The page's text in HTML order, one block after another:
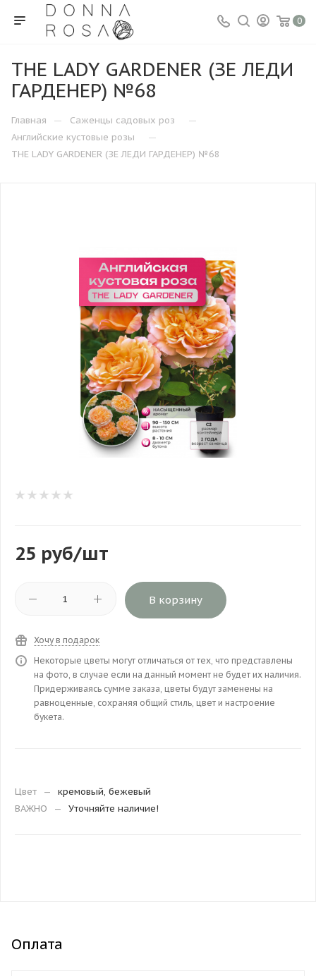
0
THE LADY GARDENER (ЗЕ ЛЕДИ
ГАРДЕНЕР) №68
Главная — Саженцы садовых роз —
Английские кустовые розы —
THE LADY GARDENER (ЗЕ ЛЕДИ ГАРДЕНЕР) №68
25 руб/шт
В корзину
Хочу в подарок
Некоторые цветы могут отличаться от тех, что представлены
на фото, в случае если на данный момент не будет их наличия.
Придерживаясь сумме заказа, цветы будут заменены на
равноценные, сохраняя общий стиль, цвет и настроение
букета.
Цвет —
кремовый, бежевый
ВАЖНО
— Уточняйте наличие!
Оплата